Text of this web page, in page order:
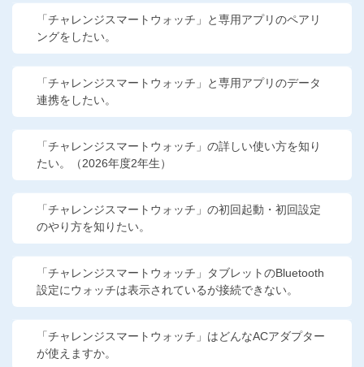
「チャレンジスマートウォッチ」と専用アプリのペアリ
ングをしたい。
「チャレンジスマートウォッチ」と専用アプリのデータ
連携をしたい。
「チャレンジスマートウォッチ」の詳しい使い方を知り
たい。（2026年度2年生）
「チャレンジスマートウォッチ」の初回起動・初回設定
のやり方を知りたい。
「チャレンジスマートウォッチ」タブレットのBluetooth
設定にウォッチは表示されているが接続できない。
「チャレンジスマートウォッチ」はどんなACアダプター
が使えますか。